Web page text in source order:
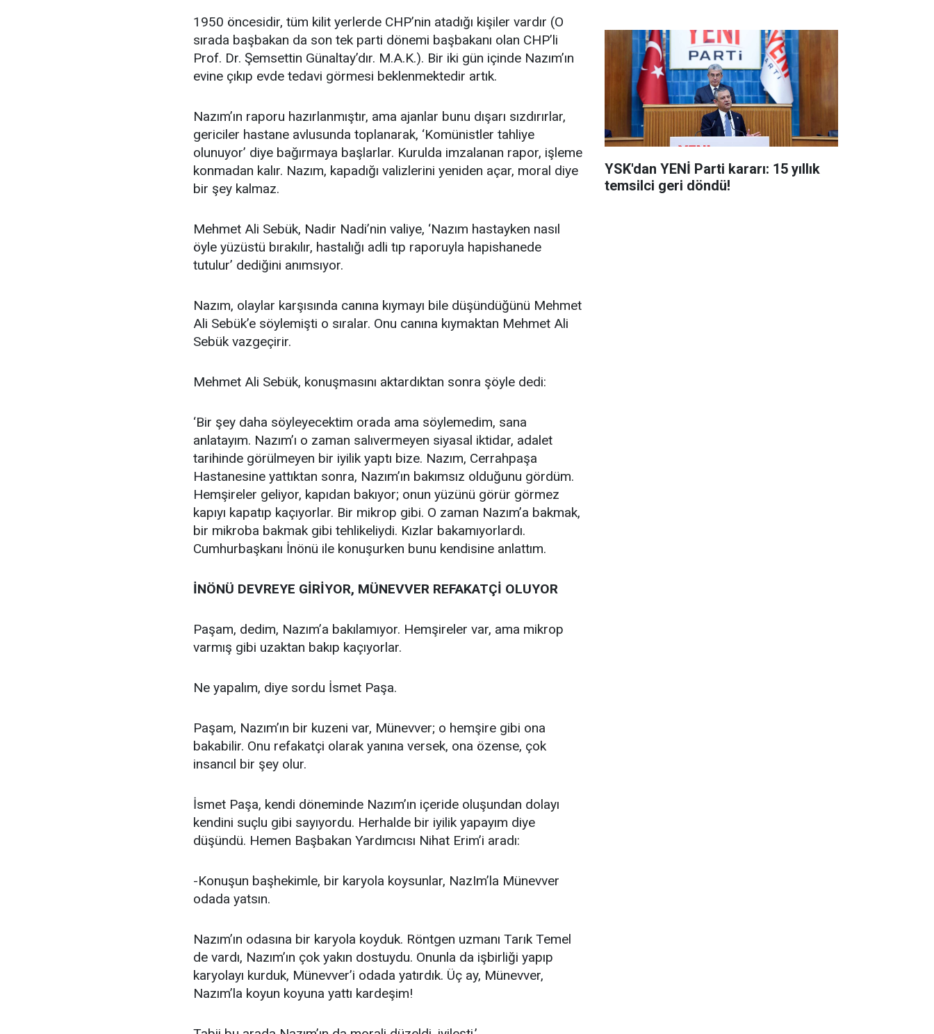
1950 öncesidir, tüm kilit yerlerde CHP’nin atadığı kişiler vardır (O
sırada başbakan da son tek parti dönemi başbakanı olan CHP’li
Prof. Dr. Şemsettin Günaltay’dır. M.A.K.). Bir iki gün içinde Nazım’ın
evine çıkıp evde tedavi görmesi beklenmektedir artık.
Nazım’ın raporu hazırlanmıştır, ama ajanlar bunu dışarı sızdırırlar,
gericiler hastane avlusunda toplanarak, ‘Komünistler tahliye
olunuyor’ diye bağırmaya başlarlar. Kurulda imzalanan rapor, işleme
konmadan kalır. Nazım, kapadığı valizlerini yeniden açar, moral diye
bir şey kalmaz.
Mehmet Ali Sebük, Nadir Nadi’nin valiye, ‘Nazım hastayken nasıl
öyle yüzüstü bırakılır, hastalığı adli tıp raporuyla hapishanede
tutulur’ dediğini anımsıyor.
Nazım, olaylar karşısında canına kıymayı bile düşündüğünü Mehmet
Ali Sebük’e söylemişti o sıralar. Onu canına kıymaktan Mehmet Ali
Sebük vazgeçirir.
Mehmet Ali Sebük, konuşmasını aktardıktan sonra şöyle dedi:
‘Bir şey daha söyleyecektim orada ama söylemedim, sana
anlatayım. Nazım’ı o zaman salıvermeyen siyasal iktidar, adalet
tarihinde görülmeyen bir iyilik yaptı bize. Nazım, Cerrahpaşa
Hastanesine yattıktan sonra, Nazım’ın bakımsız olduğunu gördüm.
Hemşireler geliyor, kapıdan bakıyor; onun yüzünü görür görmez
kapıyı kapatıp kaçıyorlar. Bir mikrop gibi. O zaman Nazım’a bakmak,
bir mikroba bakmak gibi tehlikeliydi. Kızlar bakamıyorlardı.
Cumhurbaşkanı İnönü ile konuşurken bunu kendisine anlattım.
İNÖNÜ DEVREYE GİRİYOR, MÜNEVVER REFAKATÇİ OLUYOR
Paşam, dedim, Nazım’a bakılamıyor. Hemşireler var, ama mikrop
varmış gibi uzaktan bakıp kaçıyorlar.
Ne yapalım, diye sordu İsmet Paşa.
Paşam, Nazım’ın bir kuzeni var, Münevver; o hemşire gibi ona
bakabilir. Onu refakatçi olarak yanına versek, ona özense, çok
insancıl bir şey olur.
İsmet Paşa, kendi döneminde Nazım’ın içeride oluşundan dolayı
kendini suçlu gibi sayıyordu. Herhalde bir iyilik yapayım diye
düşündü. Hemen Başbakan Yardımcısı Nihat Erim’i aradı:
-Konuşun başhekimle, bir karyola koysunlar, NazIm’la Münevver
odada yatsın.
Nazım’ın odasına bir karyola koyduk. Röntgen uzmanı Tarık Temel
de vardı, Nazım’ın çok yakın dostuydu. Onunla da işbirliği yapıp
karyolayı kurduk, Münevver’i odada yatırdık. Üç ay, Münevver,
Nazım’la koyun koyuna yattı kardeşim!
YSK'dan YENİ Parti kararı: 15 yıllık
temsilci geri döndü!